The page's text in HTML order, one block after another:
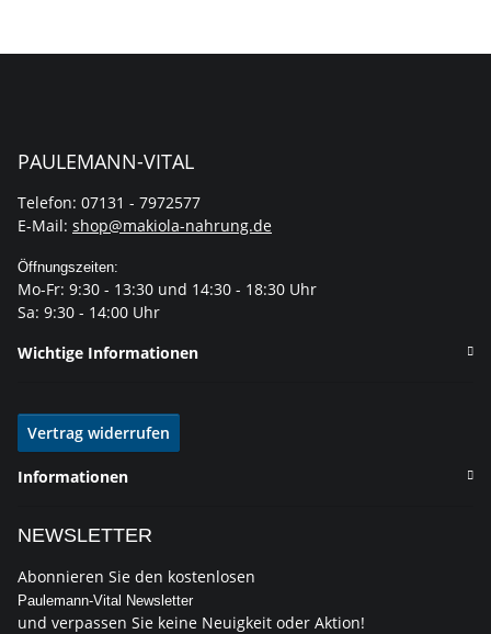
PAULEMANN-VITAL
Telefon: 07131 - 7972577
E-Mail: shop@makiola-nahrung.de
Öffnungszeiten:
Mo-Fr: 9:30 - 13:30 und 14:30 - 18:30 Uhr
Sa: 9:30 - 14:00 Uhr
Wichtige Informationen
Vertrag widerrufen
Informationen
NEWSLETTER
Abonnieren Sie den kostenlosen
Paulemann-Vital Newsletter
und verpassen Sie keine Neuigkeit oder Aktion!